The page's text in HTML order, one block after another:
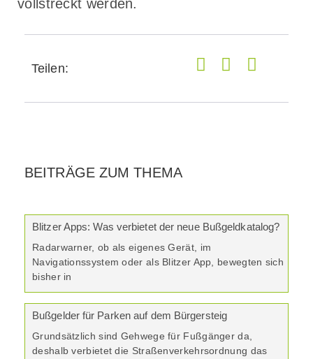
vollstreckt werden.
Teilen:
BEITRÄGE ZUM THEMA
Blitzer Apps: Was verbietet der neue Bußgeldkatalog?
Radarwarner, ob als eigenes Gerät, im
Navigationssystem oder als Blitzer App, bewegten sich
bisher in
Bußgelder für Parken auf dem Bürgersteig
Grundsätzlich sind Gehwege für Fußgänger da,
deshalb verbietet die Straßenverkehrsordnung das